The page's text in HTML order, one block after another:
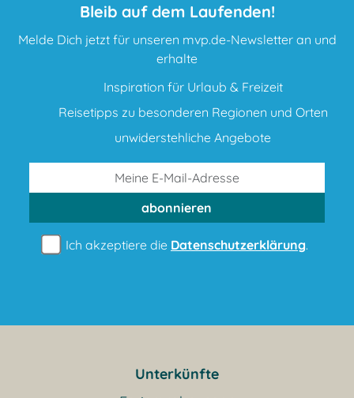
Bleib auf dem Laufenden!
Melde Dich jetzt für unseren mvp.de-Newsletter an und
erhalte
Inspiration für Urlaub & Freizeit
Reisetipps zu besonderen Regionen und Orten
unwiderstehliche Angebote
abonnieren
Ich akzeptiere die Datenschutzerklärung.
Unterkünfte